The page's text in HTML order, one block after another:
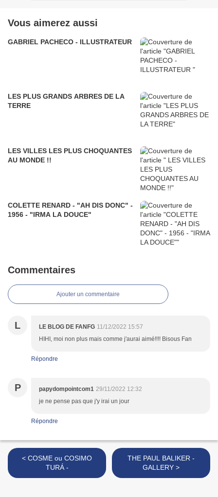
Vous aimerez aussi
GABRIEL PACHECO - ILLUSTRATEUR
LES PLUS GRANDS ARBRES DE LA
TERRE
LES VILLES LES PLUS CHOQUANTES
AU MONDE !!
COLETTE RENARD - "AH DIS DONC" -
1956 - "IRMA LA DOUCE"
Commentaires
Ajouter un commentaire
L LE BLOG DE FANFG 11/12/2022 15:57
HIHI, moi non plus mais comme j'aurai aimé!!!! Bisous Fan
Répondre
P papydompointcom1 29/11/2022 12:32
je ne pense pas que j'y irai un jour
Répondre
< COSME ou COSIMO
TURÁ -
THE PAUL BALIKER -
GALLERY >